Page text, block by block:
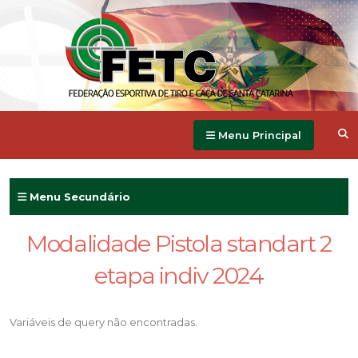
Menu Principal
Menu Secundário
Modalidade Pistola standart 2
etapa indiv 2024
Variáveis de query não encontradas.